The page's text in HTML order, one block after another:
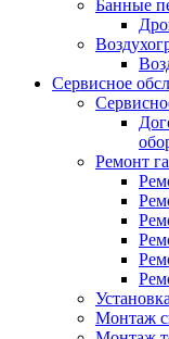
Банные
Сервисное
Ремонт
Монтаж